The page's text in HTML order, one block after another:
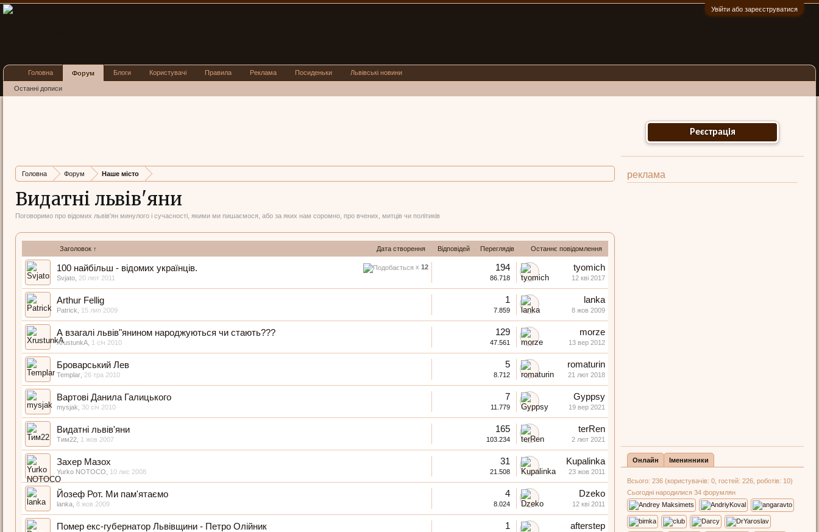
Увійти або зареєструватися
Головна Форум Наше місто
Видатні львів'яни
Поговоримо про відомих львів'ян минулого і сучасності, якими ми пишаємося, або за яких нам соромно, про вчених, митців чи політиків
Заголовок ↑ Дата створення Відповідей Переглядів Останнє повідомлення
x 12
100 найбільш - відомих українців.
Svjato 20 лют 2011
194
86.718
tyomich
12 кві 2017
Arthur Fellig
Patrick 15 лип 2009
1
7.859
lanka
8 жов 2009
А взагалі львів"янином народжуються чи стають???
XrustunkA 1 січ 2010
129
47.561
morze
13 вер 2012
Броварський Лев
Templar 26 тра 2010
5
8.712
romaturin
21 лют 2018
Вартові Данила Галицького
mysjak 30 січ 2010
7
11.779
Gyppsy
19 вер 2021
Видатні львів'яни
Тим22 1 жов 2007
165
103.234
terRen
2 лют 2021
Захер Мазох
Yurko NOTOCO 10 лис 2008
31
21.508
Kupalinka
23 жов 2011
Йозеф Рот. Ми пам'ятаємо
lanka 8 жов 2009
4
8.024
Dzeko
12 кві 2011
Помер екс-губернатор Львівщини - Петро Олійник 1 afterstep
Реєстрація
реклама
Онлайн Іменинники
Всього: 236 (користувачів: 0, гостей: 226, роботів: 10)
Сьогодні народилися 34 форумлян
Головна Форум
Останні дописи
Блоги Користувачі Правила Реклама Посиденьки Львівські новини